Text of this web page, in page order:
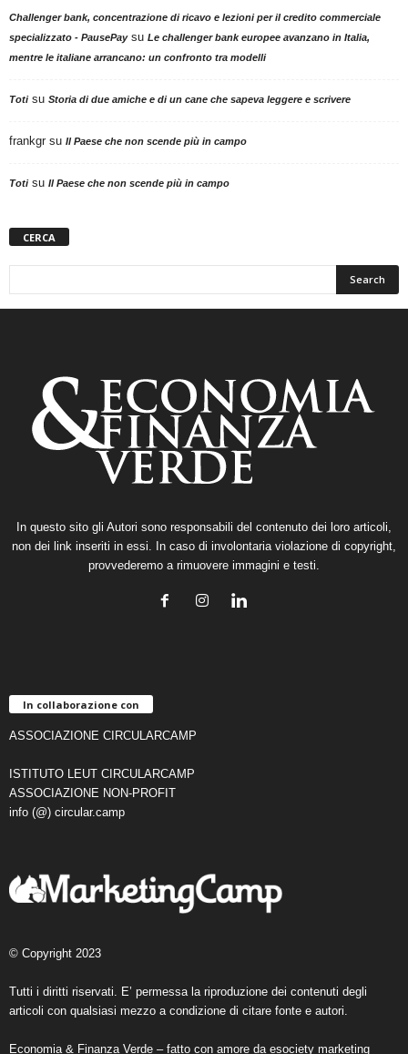
Challenger bank, concentrazione di ricavo e lezioni per il credito commerciale
specializzato - PausePaysu Le challenger bank europee avanzano in Italia,
mentre le italiane arrancano: un confronto tra modelli
Totisu Storia di due amiche e di un cane che sapeva leggere e scrivere
frankgr su Il Paese che non scende più in campo
Totisu Il Paese che non scende più in campo
CERCA
In questo sito gli Autori sono responsabili del contenuto dei loro articoli,
non dei link inseriti in essi. In caso di involontaria violazione di copyright,
provvederemo a rimuovere immagini e testi.
In collaborazione con
ASSOCIAZIONE CIRCULARCAMP
ISTITUTO LEUT CIRCULARCAMP
ASSOCIAZIONE NON-PROFIT
info (@) circular.camp
© Copyright 2023
Tutti i diritti riservati. E’ permessa la riproduzione dei contenuti degli
articoli con qualsiasi mezzo a condizione di citare fonte e autori.
Economia & Finanza Verde – fatto con amore da esociety marketing